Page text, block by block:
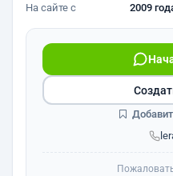
На сайте с 2009